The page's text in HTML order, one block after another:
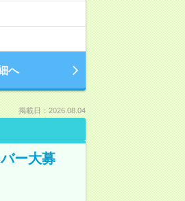
へ
掲載日：2026.08.04
ー大募